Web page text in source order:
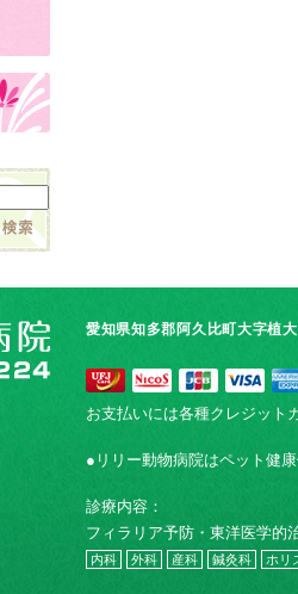
愛知県知多郡阿久比町大字植
お支払いには各種クレジット
●リリー動物病院はペット健
診療内容：
フィラリア予防・東洋医学的
内科 外科 産科 鍼灸科 ホリ